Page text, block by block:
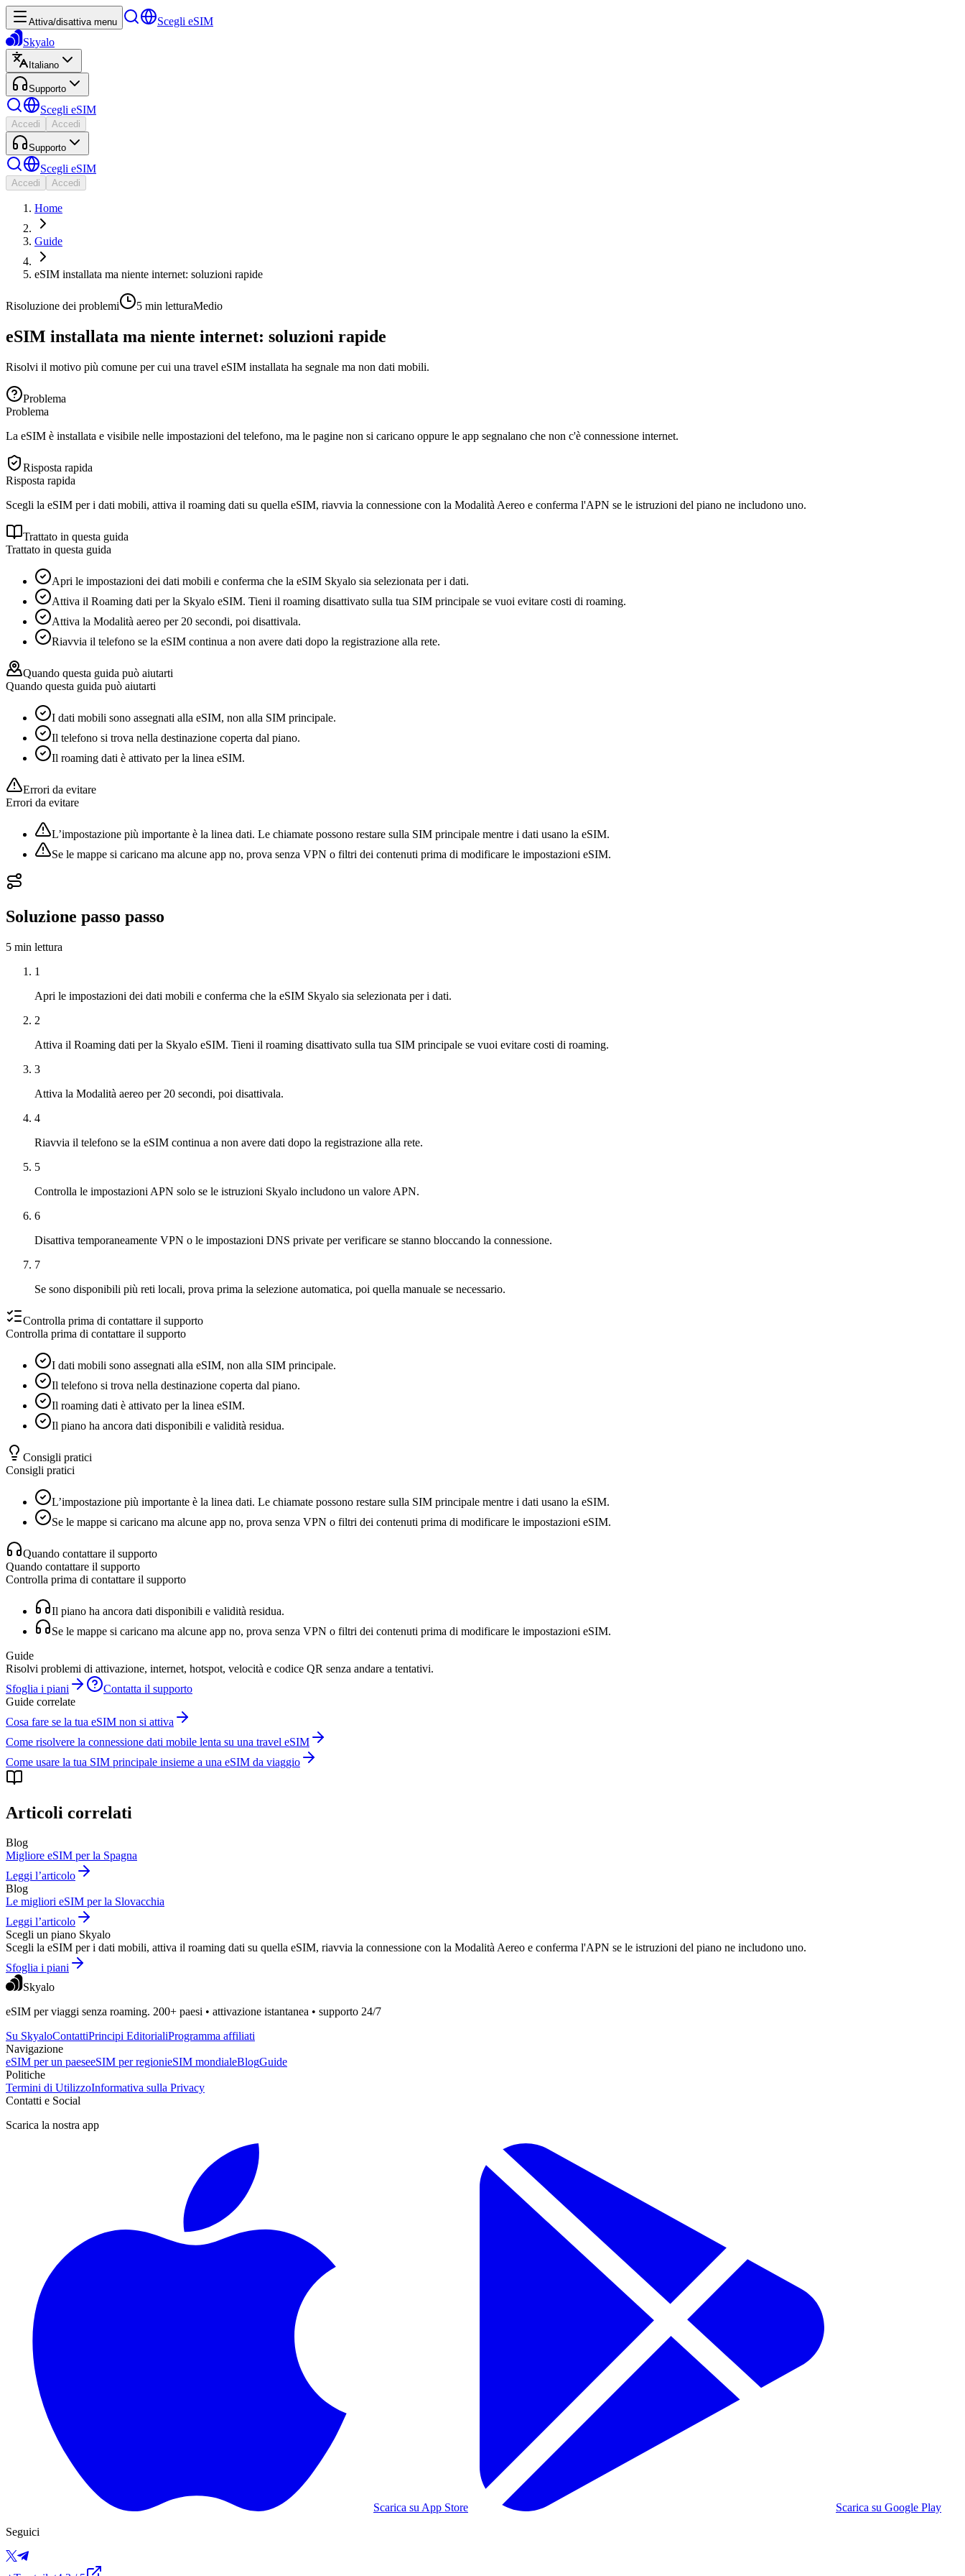
Attiva/disattiva menu
Scegli eSIM
Skyalo
Italiano
Supporto
Scegli eSIM
Accedi Accedi
Supporto
Scegli eSIM
Accedi Accedi
Home
Guide
eSIM installata ma niente internet: soluzioni rapide
Risoluzione dei problemi 5 min letturaMedio
eSIM installata ma niente internet: soluzioni rapide
Risolvi il motivo più comune per cui una travel eSIM installata ha segnale ma non dati mobili.
Problema
Problema
La eSIM è installata e visibile nelle impostazioni del telefono, ma le pagine non si caricano oppure le app segnalano che non c'è connessione internet.
Risposta rapida
Risposta rapida
Scegli la eSIM per i dati mobili, attiva il roaming dati su quella eSIM, riavvia la connessione con la Modalità Aereo e conferma l'APN se le istruzioni del piano ne includono uno.
Trattato in questa guida
Trattato in questa guida
Apri le impostazioni dei dati mobili e conferma che la eSIM Skyalo sia selezionata per i dati.
Attiva il Roaming dati per la Skyalo eSIM. Tieni il roaming disattivato sulla tua SIM principale se vuoi evitare costi di roaming.
Attiva la Modalità aereo per 20 secondi, poi disattivala.
Riavvia il telefono se la eSIM continua a non avere dati dopo la registrazione alla rete.
Quando questa guida può aiutarti
Quando questa guida può aiutarti
I dati mobili sono assegnati alla eSIM, non alla SIM principale.
Il telefono si trova nella destinazione coperta dal piano.
Il roaming dati è attivato per la linea eSIM.
Errori da evitare
Errori da evitare
L’impostazione più importante è la linea dati. Le chiamate possono restare sulla SIM principale mentre i dati usano la eSIM.
Se le mappe si caricano ma alcune app no, prova senza VPN o filtri dei contenuti prima di modificare le impostazioni eSIM.
Soluzione passo passo
5 min lettura
1
Apri le impostazioni dei dati mobili e conferma che la eSIM Skyalo sia selezionata per i dati.
2
Attiva il Roaming dati per la Skyalo eSIM. Tieni il roaming disattivato sulla tua SIM principale se vuoi evitare costi di roaming.
3
Attiva la Modalità aereo per 20 secondi, poi disattivala.
4
Riavvia il telefono se la eSIM continua a non avere dati dopo la registrazione alla rete.
5
Controlla le impostazioni APN solo se le istruzioni Skyalo includono un valore APN.
6
Disattiva temporaneamente VPN o le impostazioni DNS private per verificare se stanno bloccando la connessione.
7
Se sono disponibili più reti locali, prova prima la selezione automatica, poi quella manuale se necessario.
Controlla prima di contattare il supporto
Controlla prima di contattare il supporto
I dati mobili sono assegnati alla eSIM, non alla SIM principale.
Il telefono si trova nella destinazione coperta dal piano.
Il roaming dati è attivato per la linea eSIM.
Il piano ha ancora dati disponibili e validità residua.
Consigli pratici
Consigli pratici
L’impostazione più importante è la linea dati. Le chiamate possono restare sulla SIM principale mentre i dati usano la eSIM.
Se le mappe si caricano ma alcune app no, prova senza VPN o filtri dei contenuti prima di modificare le impostazioni eSIM.
Quando contattare il supporto
Quando contattare il supporto
Controlla prima di contattare il supporto
Il piano ha ancora dati disponibili e validità residua.
Se le mappe si caricano ma alcune app no, prova senza VPN o filtri dei contenuti prima di modificare le impostazioni eSIM.
Guide
Risolvi problemi di attivazione, internet, hotspot, velocità e codice QR senza andare a tentativi.
Sfoglia i piani
Contatta il supporto
Guide correlate
Cosa fare se la tua eSIM non si attiva
Come risolvere la connessione dati mobile lenta su una travel eSIM
Come usare la tua SIM principale insieme a una eSIM da viaggio
Articoli correlati
Blog
Migliore eSIM per la Spagna
Leggi l’articolo
Blog
Le migliori eSIM per la Slovacchia
Leggi l’articolo
Scegli un piano Skyalo
Scegli la eSIM per i dati mobili, attiva il roaming dati su quella eSIM, riavvia la connessione con la Modalità Aereo e conferma l'APN se le istruzioni del piano ne includono uno.
Sfoglia i piani
Skyalo
eSIM per viaggi senza roaming. 200+ paesi • attivazione istantanea • supporto 24/7
Su SkyaloContattiPrincipi EditorialiProgramma affiliati
Navigazione
eSIM per un paeseeSIM per regionieSIM mondialeBlogGuide
Politiche
Termini di UtilizzoInformativa sulla Privacy
Contatti e Social
Scarica la nostra app
Scarica su App Store
Scarica su Google Play
Seguici